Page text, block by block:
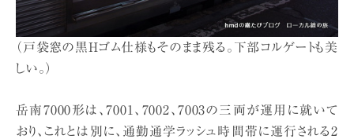
（戸袋窓の黒Hゴム仕様もそのまま残る。下部コルゲートも美
しい。）
岳南7000形は、7001、7002、7003の三両が運用に就いて
おり、これとは別に、通勤通学ラッシュ時間帯に運行される2